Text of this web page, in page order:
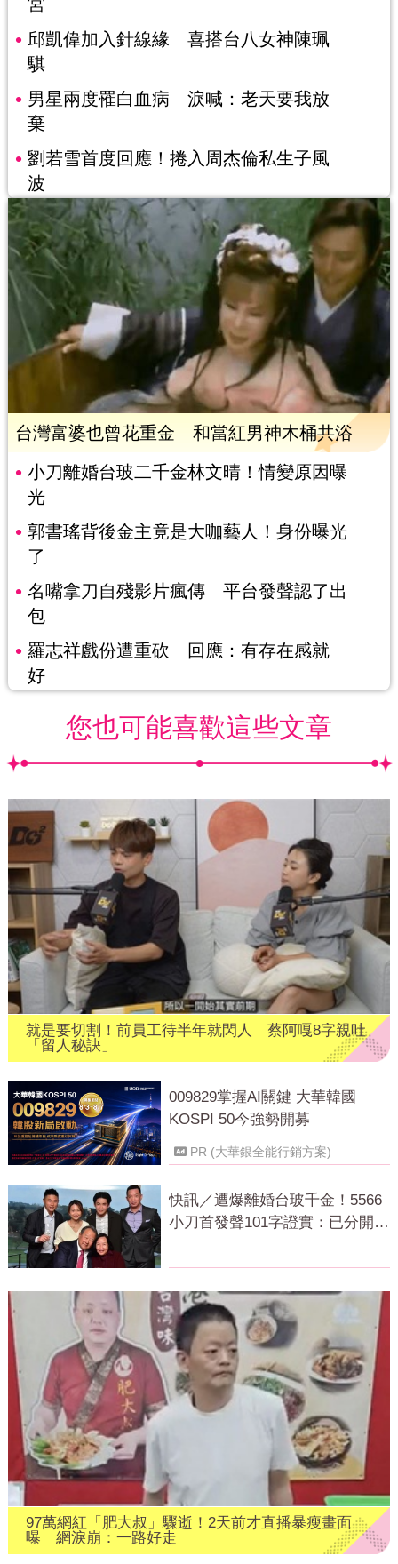
宮
邱凱偉加入針線緣 喜搭台八女神陳珮
騏
男星兩度罹白血病 淚喊：老天要我放
棄
劉若雪首度回應！捲入周杰倫私生子風
波
台灣富婆也曾花重金 和當紅男神木桶共浴
小刀離婚台玻二千金林文晴！情變原因曝
光
郭書瑤背後金主竟是大咖藝人！身份曝光
了
名嘴拿刀自殘影片瘋傳 平台發聲認了出
包
羅志祥戲份遭重砍 回應：有存在感就
好
您也可能喜歡這些文章
就是要切割！前員工待半年就閃人 蔡阿嘎8字親吐
「留人秘訣」
009829掌握AI關鍵 大華韓國
KOSPI 50今強勢開募
PR (大華銀全能行銷方案)
快訊／遭爆離婚台玻千金！5566
小刀首發聲101字證實：已分開一
97萬網紅「肥大叔」驟逝！2天前才直播暴瘦畫面
曝 網淚崩：一路好走